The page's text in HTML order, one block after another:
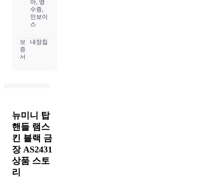
아, 영
수증,
인보이
스
보
증
서
내장칩
뉴미니 탑
핸들 램스
킨 블랙 금
장 AS2431
상품 스토
리